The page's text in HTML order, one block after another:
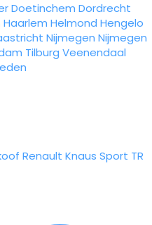
Doetinchem Dordrecht
Haarlem Helmond Hengelo
Nijmegen Nijmegen
Tilburg Veenendaal
Renault Knaus Sport TR